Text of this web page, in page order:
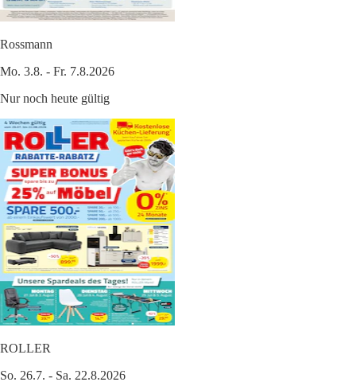
Rossmann
Mo. 3.8. - Fr. 7.8.2026
Nur noch heute gültig
ROLLER
So. 26.7. - Sa. 22.8.2026